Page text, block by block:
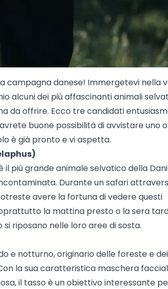
campagna danese! Immergetevi nella
alcuni dei più affascinanti animali
da offrire. Ecco tre candidati
buone possibilità di avvistare uno
è già pronto e vi aspetta.
il più grande animale selvatico della
Durante un safari
avere la fortuna di vedere questi
la mattina presto o la sera
riposano nelle loro aree di sosta.
e notturno, originario delle foreste e
la sua caratteristica maschera
il tasso è un obiettivo interessante